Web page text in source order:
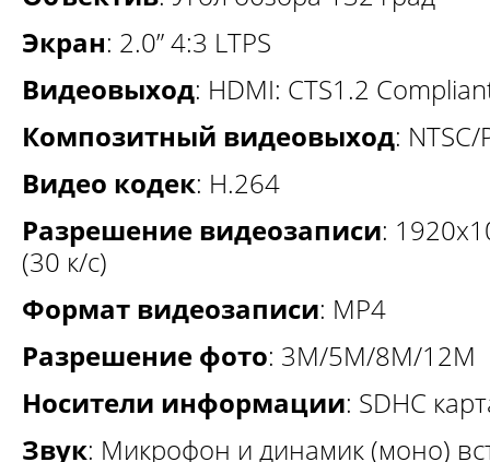
Экран: 2.0” 4:3 LTPS
Видеовыход: HDMI: CTS1.2
Композитный видеовыход: NTSC/
Видео кодек: H.264
Разрешение видеозаписи:
(30 к/с)
Формат видеозаписи: MP4
Разрешение фото: 3М/5М/8М/12М
Носители информации: SDHC
Звук: Микрофон и динамик (моно)